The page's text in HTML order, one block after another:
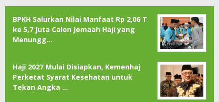
BPKH Salurkan Nilai Manfaat Rp 2,06 T
ke 5,7 Juta Calon Jemaah Haji yang
Menungg…
Haji 2027 Mulai Disiapkan, Kemenhaj
Perketat Syarat Kesehatan untuk
Tekan Angka …